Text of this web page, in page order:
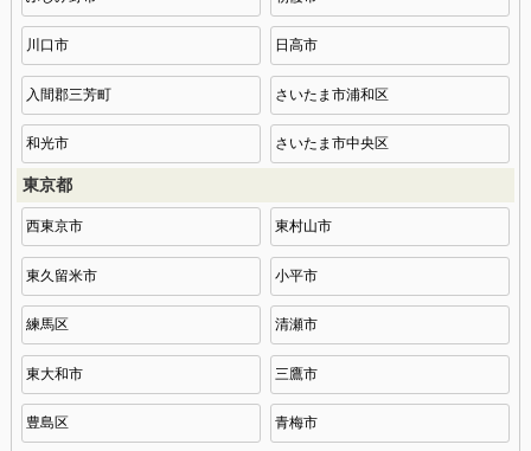
川口市 日高市
入間郡三芳町 さいたま市浦和区
和光市 さいたま市中央区
東京都
西東京市 東村山市
東久留米市 小平市
練馬区 清瀬市
東大和市 三鷹市
豊島区 青梅市